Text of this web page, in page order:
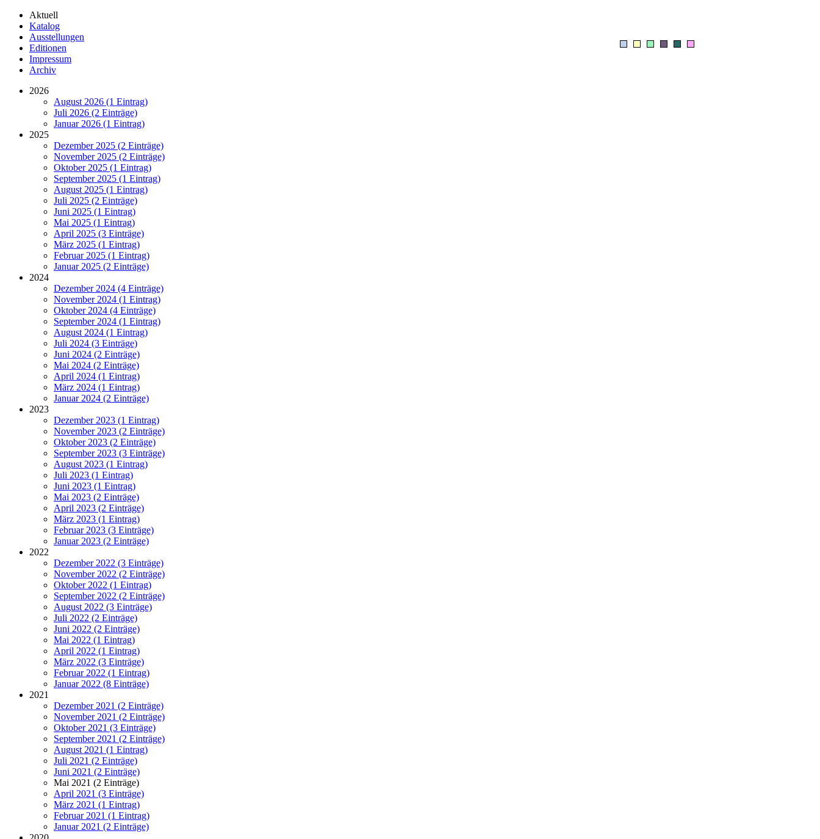
Aktuell
Katalog
Ausstellungen
Editionen
Impressum
Archiv
2026
August 2026 (1 Eintrag)
Juli 2026 (2 Einträge)
Januar 2026 (1 Eintrag)
2025
Dezember 2025 (2 Einträge)
November 2025 (2 Einträge)
Oktober 2025 (1 Eintrag)
September 2025 (1 Eintrag)
August 2025 (1 Eintrag)
Juli 2025 (2 Einträge)
Juni 2025 (1 Eintrag)
Mai 2025 (1 Eintrag)
April 2025 (3 Einträge)
März 2025 (1 Eintrag)
Februar 2025 (1 Eintrag)
Januar 2025 (2 Einträge)
2024
Dezember 2024 (4 Einträge)
November 2024 (1 Eintrag)
Oktober 2024 (4 Einträge)
September 2024 (1 Eintrag)
August 2024 (1 Eintrag)
Juli 2024 (3 Einträge)
Juni 2024 (2 Einträge)
Mai 2024 (2 Einträge)
April 2024 (1 Eintrag)
März 2024 (1 Eintrag)
Januar 2024 (2 Einträge)
2023
Dezember 2023 (1 Eintrag)
November 2023 (2 Einträge)
Oktober 2023 (2 Einträge)
September 2023 (3 Einträge)
August 2023 (1 Eintrag)
Juli 2023 (1 Eintrag)
Juni 2023 (1 Eintrag)
Mai 2023 (2 Einträge)
April 2023 (2 Einträge)
März 2023 (1 Eintrag)
Februar 2023 (3 Einträge)
Januar 2023 (2 Einträge)
2022
Dezember 2022 (3 Einträge)
November 2022 (2 Einträge)
Oktober 2022 (1 Eintrag)
September 2022 (2 Einträge)
August 2022 (3 Einträge)
Juli 2022 (2 Einträge)
Juni 2022 (2 Einträge)
Mai 2022 (1 Eintrag)
April 2022 (1 Eintrag)
März 2022 (3 Einträge)
Februar 2022 (1 Eintrag)
Januar 2022 (8 Einträge)
2021
Dezember 2021 (2 Einträge)
November 2021 (2 Einträge)
Oktober 2021 (3 Einträge)
September 2021 (2 Einträge)
August 2021 (1 Eintrag)
Juli 2021 (2 Einträge)
Juni 2021 (2 Einträge)
Mai 2021 (2 Einträge)
April 2021 (3 Einträge)
März 2021 (1 Eintrag)
Februar 2021 (1 Eintrag)
Januar 2021 (2 Einträge)